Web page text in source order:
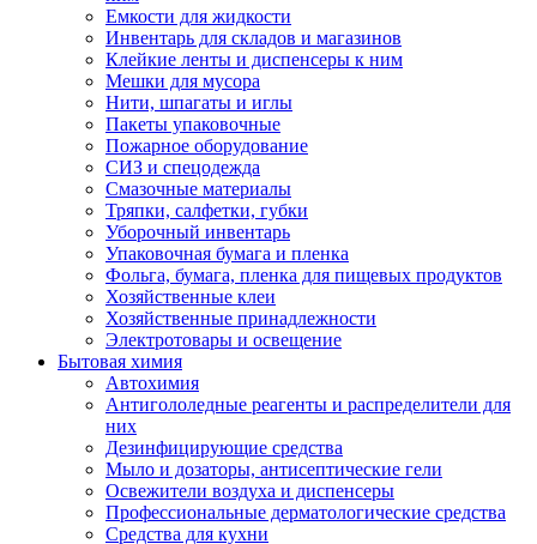
Емкости для жидкости
Инвентарь для складов и магазинов
Клейкие ленты и диспенсеры к ним
Мешки для мусора
Нити, шпагаты и иглы
Пакеты упаковочные
Пожарное оборудование
СИЗ и спецодежда
Смазочные материалы
Тряпки, салфетки, губки
Уборочный инвентарь
Упаковочная бумага и пленка
Фольга, бумага, пленка для пищевых продуктов
Хозяйственные клеи
Хозяйственные принадлежности
Электротовары и освещение
Бытовая химия
Автохимия
Антигололедные реагенты и распределители для
них
Дезинфицирующие средства
Мыло и дозаторы, антисептические гели
Освежители воздуха и диспенсеры
Профессиональные дерматологические средства
Средства для кухни